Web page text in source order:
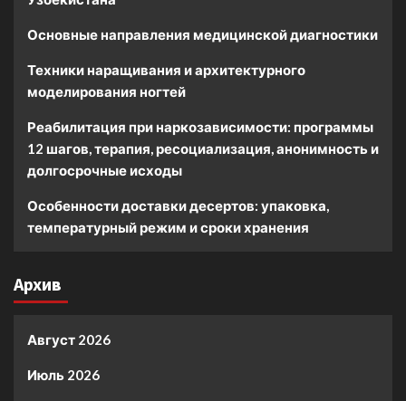
Основные направления медицинской диагностики
Техники наращивания и архитектурного
моделирования ногтей
Реабилитация при наркозависимости: программы
12 шагов, терапия, ресоциализация, анонимность и
долгосрочные исходы
Особенности доставки десертов: упаковка,
температурный режим и сроки хранения
Архив
Август 2026
Июль 2026